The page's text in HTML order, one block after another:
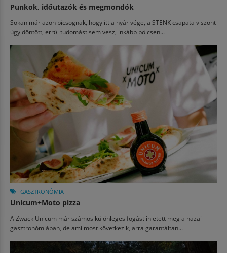
Punkok, időutazók és megmondók
Sokan már azon picsognak, hogy itt a nyár vége, a STENK csapata viszont
úgy döntött, erről tudomást sem vesz, inkább bölcsen...
GASZTRONÓMIA
Unicum+Moto pizza
A Zwack Unicum már számos különleges fogást ihletett meg a hazai
gasztronómiában, de ami most következik, arra garantáltan...